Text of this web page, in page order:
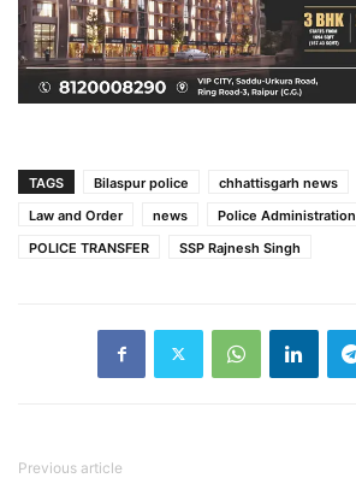
TAGS Bilaspur police chhattisgarh news
Law and Order
news
Police Administration
POLICE TRANSFER
SSP Rajnesh Singh
Previous article